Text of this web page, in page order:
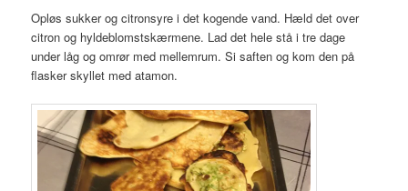
Opløs sukker og citronsyre i det kogende vand. Hæld det over
citron og hyldeblomstskærmene. Lad det hele stå i tre dage
under låg og omrør med mellemrum. Si saften og kom den på
flasker skyllet med atamon.